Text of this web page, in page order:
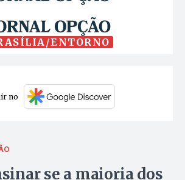
ENTORNO
no
se a maioria dos